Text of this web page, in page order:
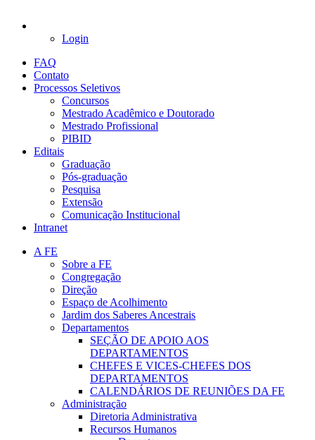
Login
FAQ
Contato
Processos Seletivos
Concursos
Mestrado Acadêmico e Doutorado
Mestrado Profissional
PIBID
Editais
Graduação
Pós-graduação
Pesquisa
Extensão
Comunicação Institucional
Intranet
A FE
Sobre a FE
Congregação
Direção
Espaço de Acolhimento
Jardim dos Saberes Ancestrais
Departamentos
SEÇÃO DE APOIO AOS
DEPARTAMENTOS
CHEFES E VICES-CHEFES DOS
DEPARTAMENTOS
CALENDÁRIOS DE REUNIÕES DA FE
Administração
Diretoria Administrativa
Recursos Humanos